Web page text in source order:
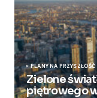
PLANY NA PRZYSZŁOŚĆ
Zielone
piętrowego